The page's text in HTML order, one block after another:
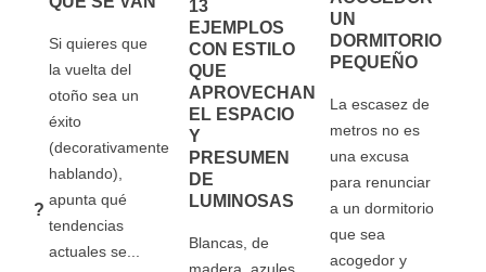
Si quieres que
la vuelta del
otoño sea un
éxito
(decorativamente
hablando),
apunta qué
tendencias
actuales se...
13
EJEMPLOS
CON ESTILO
QUE
APROVECHAN
EL ESPACIO
Y
PRESUMEN
DE
LUMINOSAS
Blancas, de
madera, azules
UN
DORMITORIO
PEQUEÑO
La escasez de
metros no es
una excusa
para renunciar
a un dormitorio
que sea
acogedor y